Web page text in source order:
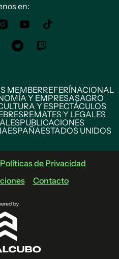
en:
MEMBERREFERÍNACIONAL
Y EMPRESASAGRO
Y ESPECTÁCULOS
REMATES Y LEGALES
PUBLICACIONES
ESPAÑAESTADOS UNIDOS
Políticas de Privacidad
Contacto